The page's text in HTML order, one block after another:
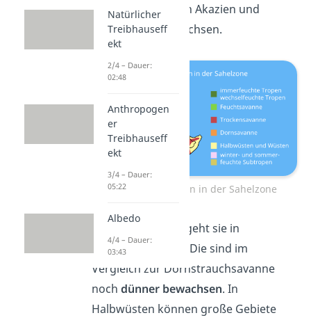
denen gelegentlich Akazien und
Dornsträucher wachsen.
Vegetationszonen in der Sahelzone
geht sie in
Halbwüsten
über. Die sind im
Vergleich zur Dornstrauchsavanne
nochdünner bewachsen. In
Halbwüsten können große Gebiete
Natürlicher
Treibhauseff
ekt
2/4 – Dauer:
02:48
Anthropogen
er
Treibhauseff
ekt
3/4 – Dauer:
05:22
Albedo
4/4 – Dauer:
03:43